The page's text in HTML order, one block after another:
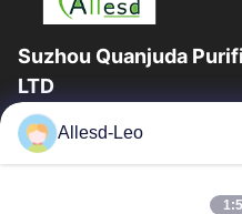
Suzhou Quanjuda
LTD
16years ervaring, als
ESD & Cleanroom producten,
Allesd-Leo